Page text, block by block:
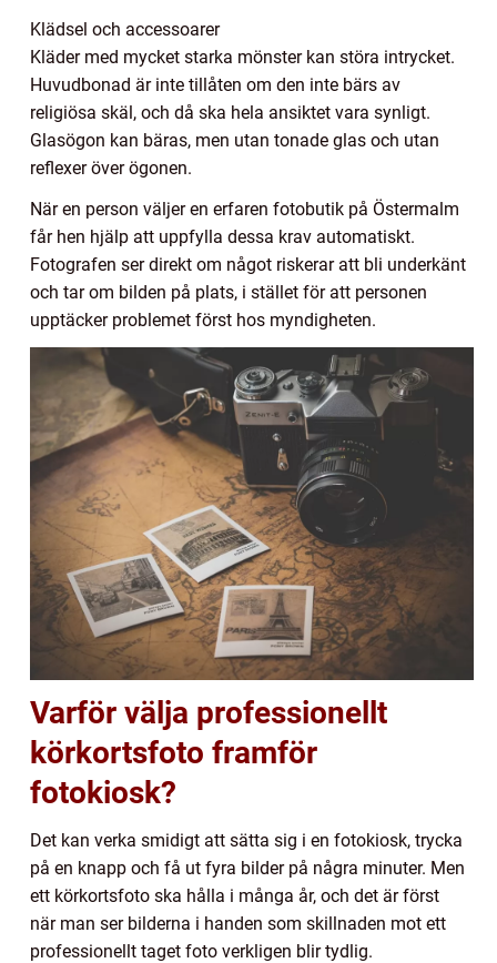
Klädsel och accessoarer
Kläder med mycket starka mönster kan störa intrycket.
Huvudbonad är inte tillåten om den inte bärs av
religiösa skäl, och då ska hela ansiktet vara synligt.
Glasögon kan bäras, men utan tonade glas och utan
reflexer över ögonen.
När en person väljer en erfaren fotobutik på Östermalm
får hen hjälp att uppfylla dessa krav automatiskt.
Fotografen ser direkt om något riskerar att bli underkänt
och tar om bilden på plats, i stället för att personen
upptäcker problemet först hos myndigheten.
Varför välja professionellt
körkortsfoto framför
fotokiosk?
Det kan verka smidigt att sätta sig i en fotokiosk, trycka
på en knapp och få ut fyra bilder på några minuter. Men
ett körkortsfoto ska hålla i många år, och det är först
när man ser bilderna i handen som skillnaden mot ett
professionellt taget foto verkligen blir tydlig.